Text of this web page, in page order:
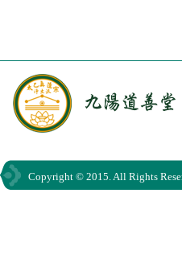
Copyright © 2015. All Rights